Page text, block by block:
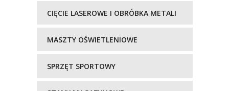
CIĘCIE LASEROWE I OBRÓBKA METALI
MASZTY OŚWIETLENIOWE
SPRZĘT SPORTOWY